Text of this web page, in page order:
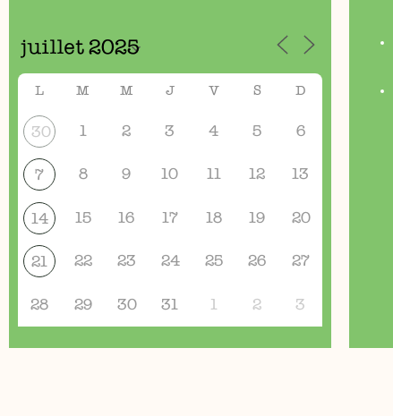
L M M J V S D
30 1 2 3 4 5 6
7 8 9 10 11 12 13
14 15 16 17 18 19 20
21 22 23 24 25 26 27
28 29 30 31 1 2 3